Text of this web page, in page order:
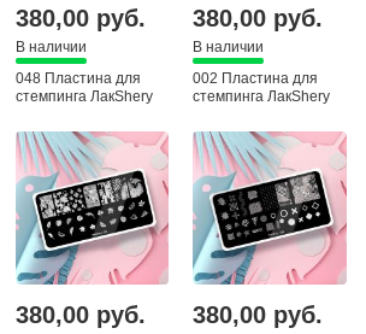
380,00 руб.
В наличии
048 Пластина для
стемпинга ЛакShery
380,00 руб.
В наличии
002 Пластина для
стемпинга ЛакShery
380,00 руб. 380,00 руб.